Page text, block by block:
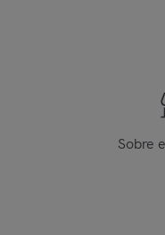
Sobre